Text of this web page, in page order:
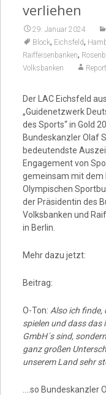
verliehen
29. Januar 2024
Block, Eichsfeld,
Raiffeisenbanken,
Volksbanken
Der LAC Eichsfeld
„Guidenetzwerk
des Sports“ in Gold
Bundeskanzler Olaf
bedeutendste
Engagement von
gemeinsam mit dem
Olympischen
der Präsidentin des
Volksbanken und
in Berlin.
Mehr dazu jetzt:
Beitrag:
O-Ton: Also ich finde,
spielen und dass das
GmbH´s sind,
ganz großen
unserem Land sehr
….so Bundeskanzler